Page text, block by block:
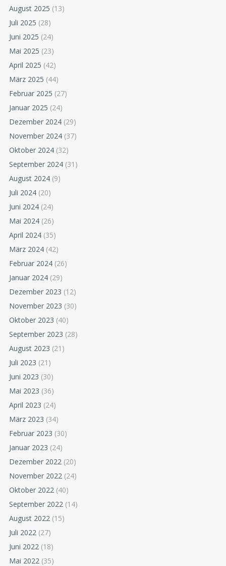
August 2025 (13)
Juli 2025 (28)
Juni 2025 (24)
Mai 2025 (23)
April 2025 (42)
März 2025 (44)
Februar 2025 (27)
Januar 2025 (24)
Dezember 2024 (29)
November 2024 (37)
Oktober 2024 (32)
September 2024 (31)
August 2024 (9)
Juli 2024 (20)
Juni 2024 (24)
Mai 2024 (26)
April 2024 (35)
März 2024 (42)
Februar 2024 (26)
Januar 2024 (29)
Dezember 2023 (12)
November 2023 (30)
Oktober 2023 (40)
September 2023 (28)
August 2023 (21)
Juli 2023 (21)
Juni 2023 (30)
Mai 2023 (36)
April 2023 (24)
März 2023 (34)
Februar 2023 (30)
Januar 2023 (24)
Dezember 2022 (20)
November 2022 (24)
Oktober 2022 (40)
September 2022 (14)
August 2022 (15)
Juli 2022 (27)
Juni 2022 (18)
Mai 2022 (35)